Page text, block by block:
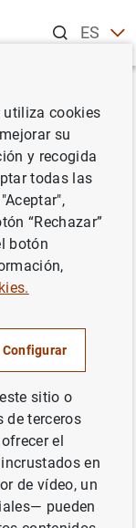
ESEN
Sergio
Alert y Xavier
utiliza cookies
su
y recogida
todas las
“Rechazar”
botón
Configurar
sitio o
de terceros
el
en
de vídeo, un
pueden